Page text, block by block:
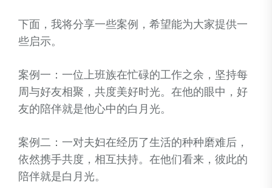
下面，我将分享一些案例，希望能为大家提供一
些启示。
案例一：一位上班族在忙碌的工作之余，坚持每
周与好友相聚，共度美好时光。在他的眼中，好
友的陪伴就是他心中的白月光。
案例二：一对夫妇在经历了生活的种种磨难后，
依然携手共度，相互扶持。在他们看来，彼此的
陪伴就是白月光。